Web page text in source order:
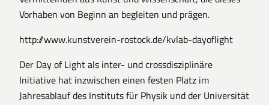
Vorhaben von Beginn an begleiten und prägen.
http://www.kunstverein-rostock.de/kvlab-dayoflight
Der Day of Light als inter- und crossdisziplinäre
Initiative hat inzwischen einen festen Platz im
Jahresablauf des Instituts für Physik und der Universität